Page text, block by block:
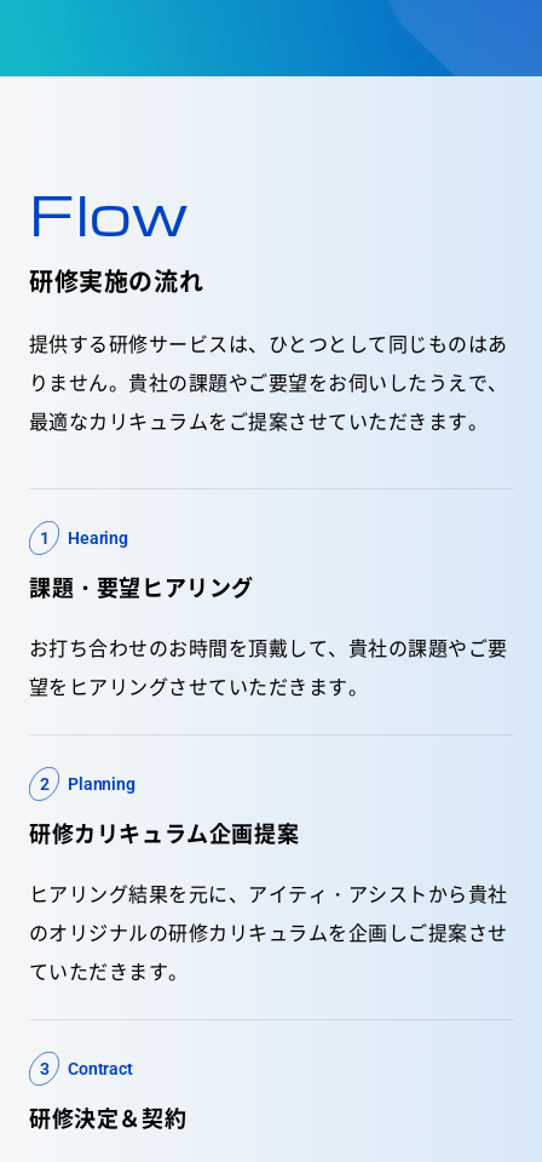
Flow
研修実施の流れ
提供する研修サービスは、ひとつとして同じものはあ
りません。貴社の課題やご要望をお伺いしたうえで、
最適なカリキュラムをご提案させていただきます。
1 Hearing
課題・要望ヒアリング
お打ち合わせのお時間を頂戴して、貴社の課題やご要
望をヒアリングさせていただきます。
2 Planning
研修カリキュラム企画提案
ヒアリング結果を元に、アイティ・アシストから貴社
のオリジナルの研修カリキュラムを企画しご提案させ
ていただきます。
3 Contract
研修決定＆契約